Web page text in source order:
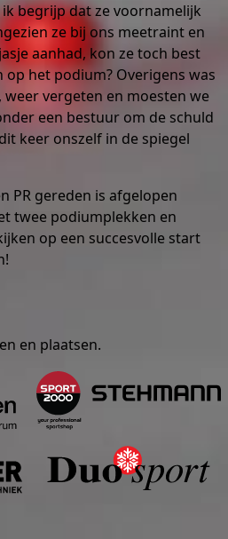
begrijp dat ze voornamelijk
ze bij ons meetraint en
aanhad, kon ze toch best
op het podium? Overigens was
vergeten en moesten we
een bestuur om de schuld
keer onszelf in de spiegel
PR gereden is afgelopen
twee podiumplekken en
op een succesvolle start
en plaatsen.
Studentensportcentrum
Airmeister